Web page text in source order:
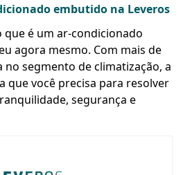
embutido na Leveros
que é um ar-condicionado
agora mesmo. Com mais de
no segmento de climatização, a
que você precisa para resolver
segurança e